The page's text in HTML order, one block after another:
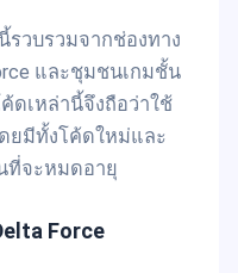
วบรวมจากช่องทาง
และชุมชนเกมชั้น
ดเหล่านี้จึงถือว่าใช้
ยมีทั้งโค้ดใหม่และ
ที่จะหมดอายุ
Force